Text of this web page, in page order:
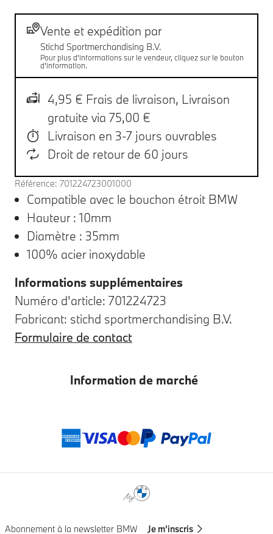
Livraison
Vente et expédition par
Stichd Sportmerchandising B.V.
Pour plus d'informations sur le vendeur, cliquez sur le bouton
d'information.
4,95 € Frais de livraison, Livraison
gratuite via 75,00 €
Livraison en 3-7 jours ouvrables
Droit de retour de 60 jours
Référence: 701224723001000
Compatible avec le bouchon étroit BMW
Hauteur : 10mm
Diamètre : 35mm
100% acier inoxydable
Informations supplémentaires
Numéro d'article: 701224723
Fabricant: stichd sportmerchandising B.V.
Formulaire de contact
Information de marché
Modes de